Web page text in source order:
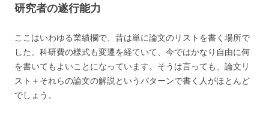
研究者の遂行能力
ここはいわゆる業績欄で、昔は単に論文のリストを書く場所で
した。科研費の様式も変遷を経ていて、今ではかなり自由に何
を書いてもよいことになっています。そうは言っても、論文リ
スト＋それらの論文の解説というパターンで書く人がほとんど
でしょう。